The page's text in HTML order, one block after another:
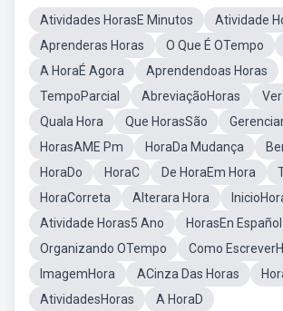
Atividades HorasE Minutos
Atividade
Aprenderas Horas
O Que É OTempo
A HoraÉ Agora
Aprendendoas Horas
TempoParcial
AbreviaçãoHoras
Quala Hora
Que HorasSão
HorasAME Pm
HoraDa Mudança
HoraDo
HoraC De HoraEm Hora
HoraCorreta
Alterara Hora
Atividade Horas5 Ano
HorasEn Español
Organizando OTempo
Como
ImagemHora
ACinza Das Horas
AtividadesHoras
A HoraD